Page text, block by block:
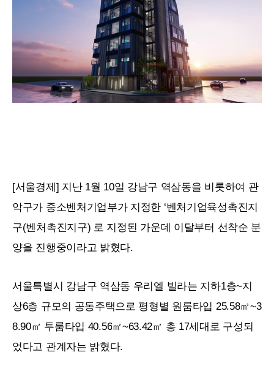
[서울경제] 지난 1월 10일 강남구 역삼동을 비롯하여 관
악구가 중소벤처기업부가 지정한 ‘벤처기업육성촉진지
구(벤처촉진지구) 로 지정된 가운데 이달부터 선착순 분
양을 진행중이라고 밝혔다.
서울특별시 강남구 역삼동 우리엘 빌라는 지하1층~지
상6층 규모의 공동주택으로 평형별 원룸타입 25.58㎡~3
8.90㎡ 투룸타입 40.56㎡~63.42㎡ 총 17세대로 구성되
었다고 관계자는 밝혔다.